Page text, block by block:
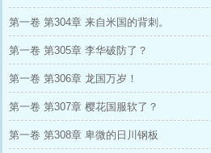
第一卷 第304章 来自米国的背刺。
第一卷 第305章 李华破防了？
第一卷 第306章 龙国万岁！
第一卷 第307章 樱花国服软了？
第一卷 第308章 卑微的日川钢板